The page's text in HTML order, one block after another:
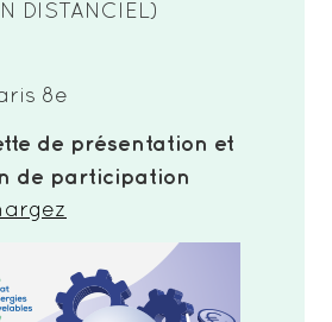
DISTANCIEL)
8e
de présentation et
de participation